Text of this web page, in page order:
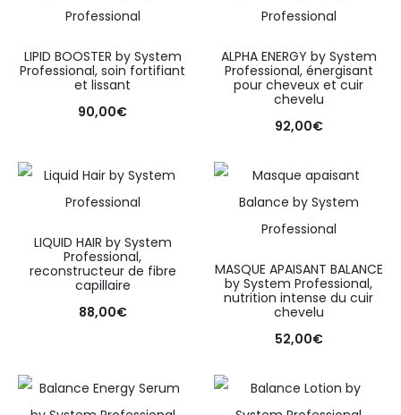
LIPID BOOSTER by System
Professional, soin fortifiant
et lissant
90,00€
ALPHA ENERGY by System
Professional, énergisant
pour cheveux et cuir
chevelu
92,00€
LIQUID HAIR by System
Professional,
reconstructeur de fibre
capillaire
88,00€
MASQUE APAISANT BALANCE
by System Professional,
nutrition intense du cuir
chevelu
52,00€